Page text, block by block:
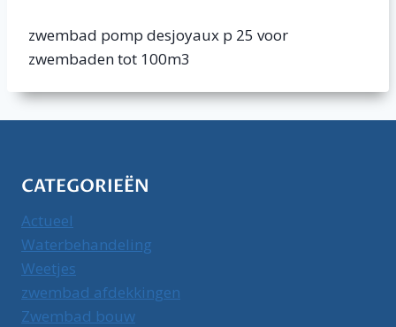
zwembad pomp desjoyaux p 25 voor
zwembaden tot 100m3
CATEGORIEËN
Actueel
Waterbehandeling
Weetjes
zwembad afdekkingen
Zwembad bouw